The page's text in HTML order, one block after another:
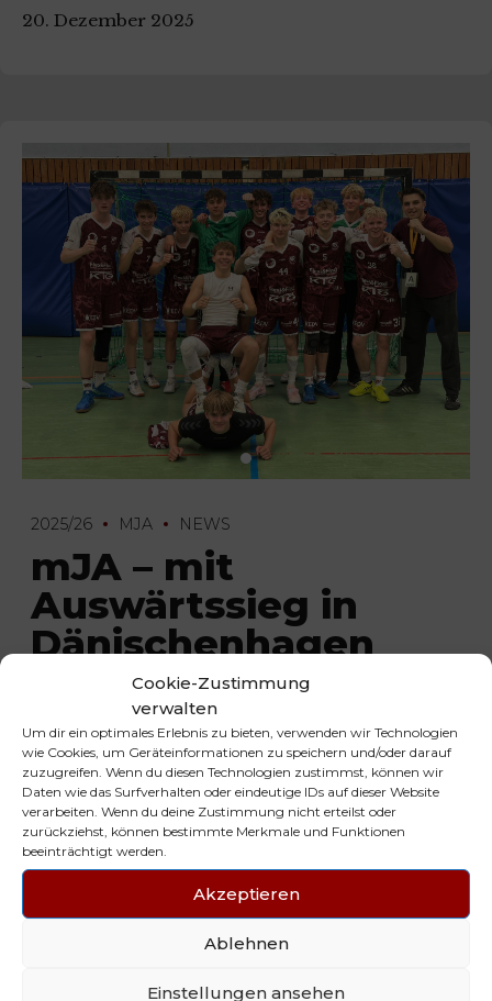
Cookie-Zustimmung
verwalten
Um dir ein optimales Erlebnis zu bieten, verwenden wir Technologien
wie Cookies, um Geräteinformationen zu speichern und/oder darauf
zuzugreifen. Wenn du diesen Technologien zustimmst, können wir
Daten wie das Surfverhalten oder eindeutige IDs auf dieser Website
verarbeiten. Wenn du deine Zustimmung nicht erteilst oder
zurückziehst, können bestimmte Merkmale und Funktionen
beeinträchtigt werden.
Akzeptieren
Ablehnen
Einstellungen ansehen
20. Dezember 2025
2025/26 MJA NEWS
mJA – mit
Auswärtssieg in
Dänischenhagen
29. September 2025
NEUESTE BEITRÄGE
Mini Tigers on Fire 🔥
wJA Tigers gewinnen Platz 2 bei
29. JUNI 2026